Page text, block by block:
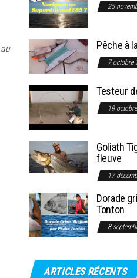
25
Pêche à
7 octobre
Testeur
19
Goliath
fleuve
17
Dorade
Tonton
8
ARTICLES RÉCENTS